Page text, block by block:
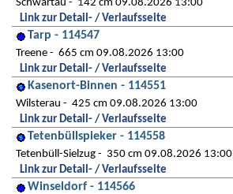
Schwartau
142 cm 09.08.2026 13:00
Link zur Detail- / Verlaufsseite
Tarp - 114547
Treene
665 cm 09.08.2026 13:00
Link zur Detail- / Verlaufsseite
Kasenort-Binnen - 114551
Wilsterau
425 cm 09.08.2026 13:00
Link zur Detail- / Verlaufsseite
Tetenbüllspieker - 114558
Tetenbüll-Sielzug
350 cm 09.08.2026 13:00
Link zur Detail- / Verlaufsseite
Winseldorf - 114566